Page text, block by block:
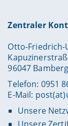
Zentraler
Otto-
96047 Bamberg
Telefon: 0951
E-Mail:
Unsere